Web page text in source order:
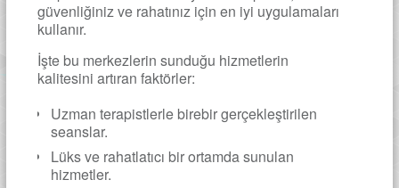
güvenliğiniz ve rahatınız için en iyi uygulamaları
kullanır.
İşte bu merkezlerin sunduğu hizmetlerin
kalitesini artıran faktörler:
Uzman terapistlerle birebir gerçekleştirilen
seanslar.
Lüks ve rahatlatıcı bir ortamda sunulan
hizmetler.